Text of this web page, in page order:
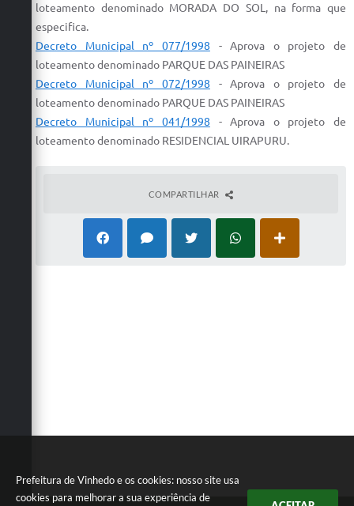
Prefeitura de Vinhedo e os cookies: nosso site usa
cookies para melhorar a sua experiência de
loteamento denominado MORADA DO SOL, na forma que
especifica.
Decreto Municipal nº 077/1998 -Aprova o projeto de
loteamentodenominado PARQUE DAS PAINEIRAS
Decreto Municipal nº 072/1998 -Aprova o projeto de
loteamentodenominado PARQUE DAS PAINEIRAS
Decreto Municipal nº 041/1998 -Aprova o projeto de
loteamentodenominado RESIDENCIAL UIRAPURU.
COMPARTILHAR